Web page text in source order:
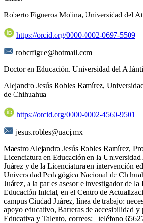
Roberto Figueroa Molina, Universidad del
https://orcid.org/0000-0002-0697-5509
roberfigue@hotmail.com
Doctor en Educación. Universidad del
Alejandro Jesús Robles Ramírez,
de Chihuahua
https://orcid.org/0000-0002-4560-9501
jesus.robles@uacj.mx
Maestro Alejandro Jesús Robles Ramírez,
Licenciatura en Educación en la
Juárez y de la Licenciatura en intervención
Universidad Pedagógica Nacional de
Juárez, a la par es asesor e investigador de la
Educación Inicial, en el Centro de
campus Ciudad Juárez, línea de trabajo:
apoyo educativo, Barreras de accesibilidad
Educativa y Talento, correos: teléfono